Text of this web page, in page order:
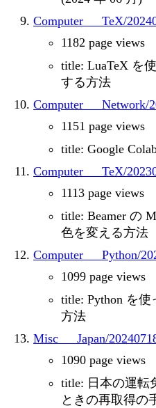
Computer___TeX/
1182 page views
title: LuaTeX を
する方法
Computer___Network/
1151 page views
title: Google
Computer___TeX/
1113 page views
title: Beamer の
色を変える方法
Computer___Python/
1099 page views
title: Python を
方法
Misc___Japan/
1090 page views
title: 日本の運転
ときの再取得の